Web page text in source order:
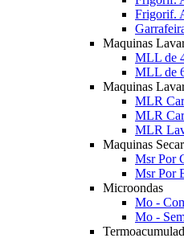
Frigorif.
Maquinas
MLL de
MLL de
Maquinas
MLR
MLR
MLR
Maquinas
Msr Por
Msr Por
Microondas
Mo -
Mo -